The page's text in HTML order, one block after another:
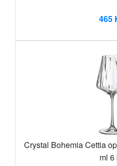
465
Crystal Bohemia Cettia
ml 6